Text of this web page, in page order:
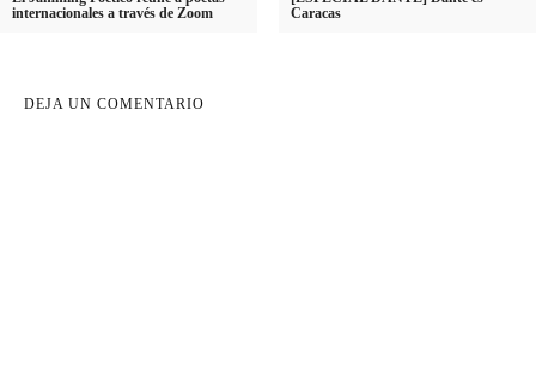
internacionales a través de Zoom
Caracas
DEJA UN COMENTARIO